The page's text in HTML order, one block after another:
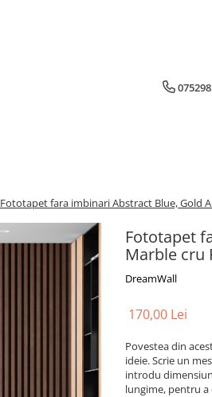
Fototapet fara imbinari Abstract Blue, Gold
Fototapet
Marble cru
DreamWall
170,00 Lei
Povestea din
ideie. Scrie un
introdu
lungime, pentru